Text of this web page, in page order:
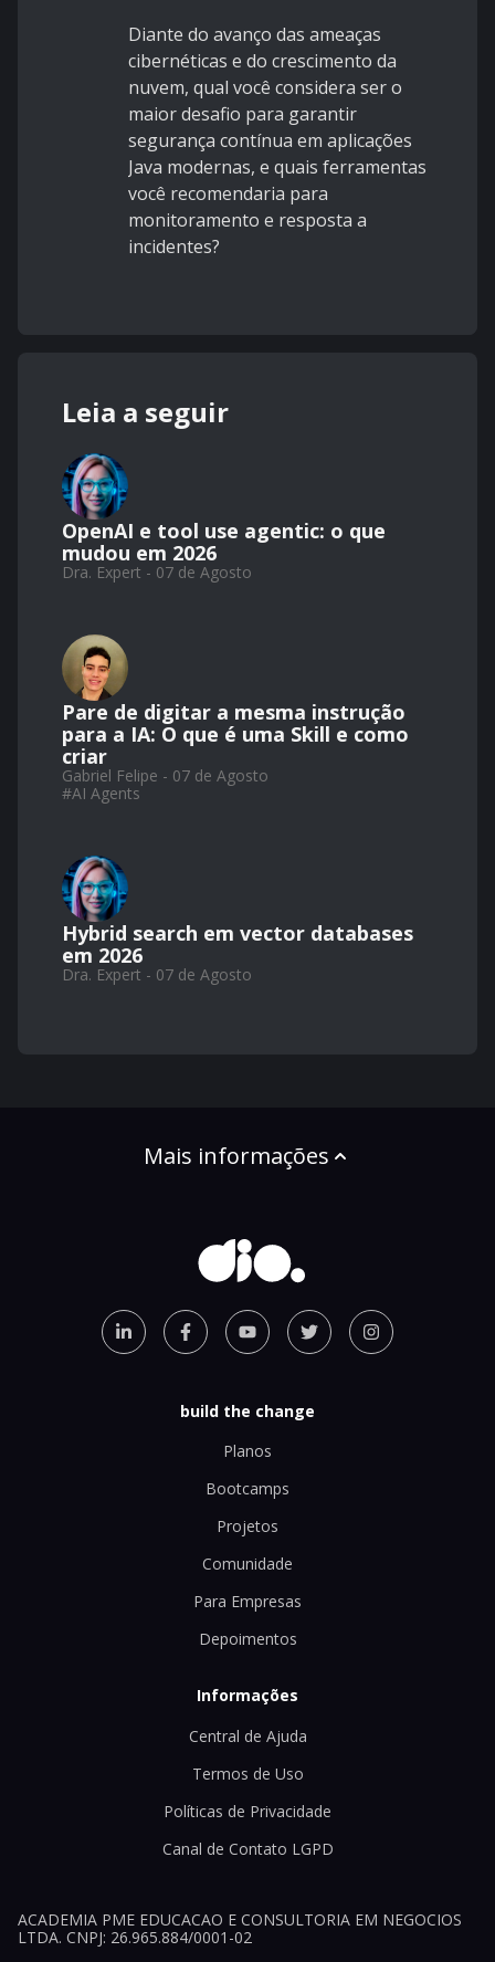
Diante do avanço das ameaças
cibernéticas e do crescimento da
nuvem, qual você considera ser o
maior desafio para garantir
segurança contínua em aplicações
Java modernas, e quais ferramentas
você recomendaria para
monitoramento e resposta a
incidentes?
Leia a seguir
OpenAI e tool use agentic: o que
mudou em 2026
Dra. Expert - 07 de Agosto
Pare de digitar a mesma instrução
para a IA: O que é uma Skill e como
criar
Gabriel Felipe - 07 de Agosto
#AI Agents
Hybrid search em vector databases
em 2026
Dra. Expert - 07 de Agosto
Mais informações
build the change
Planos
Bootcamps
Projetos
Comunidade
Para Empresas
Depoimentos
Informações
Central de Ajuda
Termos de Uso
Políticas de Privacidade
Canal de Contato LGPD
ACADEMIA PME EDUCACAO E CONSULTORIA EM NEGOCIOS
LTDA. CNPJ: 26.965.884/0001-02